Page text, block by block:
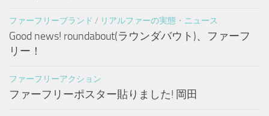
ファーフリーブランド / リアルファーの実態・ニュース
Good news! roundabout(ラウンダバウト)、ファーフ
リー！
ファーフリーアクション
ファーフリーポスター貼りました! 岡田